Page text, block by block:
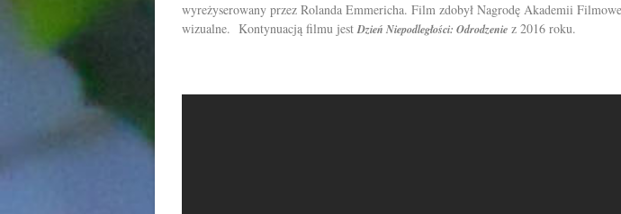
wyreżyserowany przez Rolanda Emmericha. Film zdobył Nagrodę Akademii
wizualne. Kontynuacją filmu jestDzień Niepodległości: Odrodzenie z 2016 roku.